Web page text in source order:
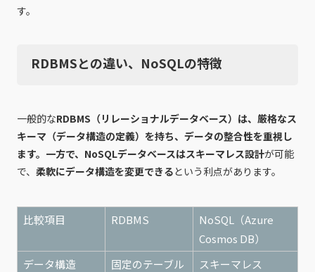
す。
RDBMSとの違い、NoSQLの特徴
一般的なRDBMS（リレーショナルデータベース）は、厳格なス
キーマ（データ構造の定義）を持ち、データの整合性を重視し
ます。一方で、NoSQLデータベースはスキーマレス設計が可能
で、 柔軟にデータ構造を変更できるという利点があります。
比較項目 RDBMS
NoSQL（Azure
Cosmos DB）
データ構造
固定のテーブル
スキーマレス